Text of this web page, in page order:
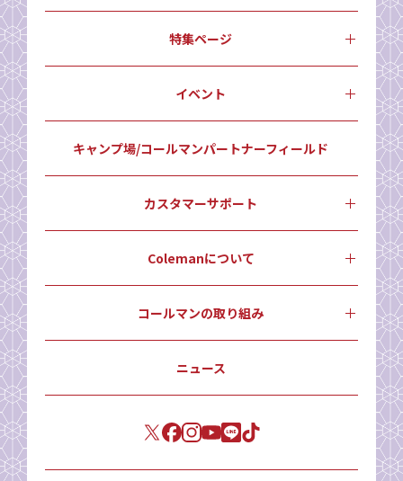
特集ページ
イベント
キャンプ場/コールマンパートナーフィールド
カスタマーサポート
Colemanについて
コールマンの取り組み
ニュース